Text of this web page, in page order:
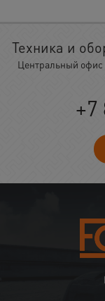
Техника и
Центральный офис
+7